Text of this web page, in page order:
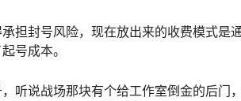
担封号风险，现在放出来的收费模式是
号成本。
听说战场那块有个给工作室倒金的后门